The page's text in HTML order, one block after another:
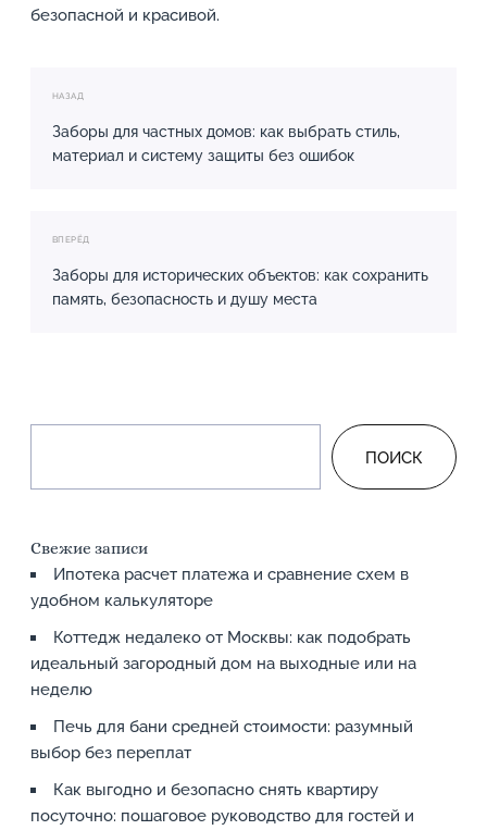
безопасной и красивой.
НАЗАД
Заборы для частных домов: как выбрать стиль,
материал и систему защиты без ошибок
ВПЕРЁД
Заборы для исторических объектов: как сохранить
память, безопасность и душу места
ПОИСК
Свежие записи
Ипотека расчет платежа и сравнение схем в
удобном калькуляторе
Коттедж недалеко от Москвы: как подобрать
идеальный загородный дом на выходные или на
неделю
Печь для бани средней стоимости: разумный
выбор без переплат
Как выгодно и безопасно снять квартиру
посуточно: пошаговое руководство для гостей и